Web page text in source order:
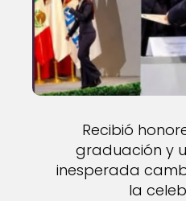
Recibió
graduación y
inesperada
la